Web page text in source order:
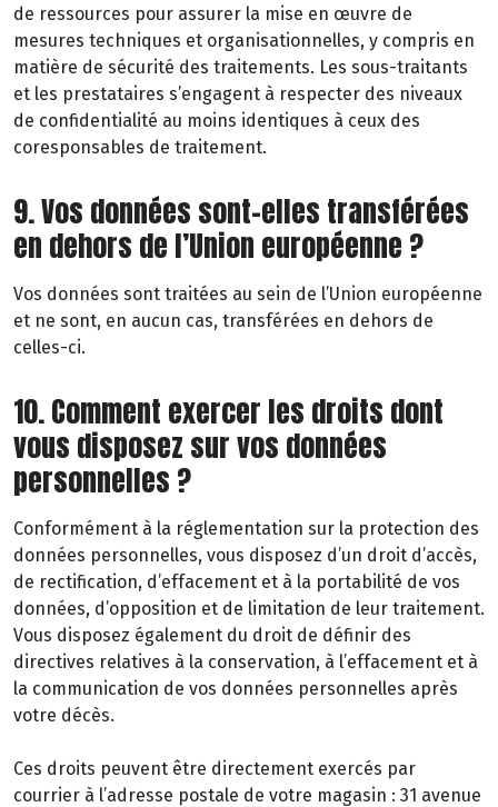
de ressources pour assurer la mise en œuvre de
mesures techniques et organisationnelles, y compris en
matière de sécurité des traitements. Les sous-traitants
et les prestataires s’engagent à respecter des niveaux
de confidentialité au moins identiques à ceux des
coresponsables de traitement.
9. Vos données sont-elles transférées
en dehors de l’Union européenne ?
Vos données sont traitées au sein de l’Union européenne
et ne sont, en aucun cas, transférées en dehors de
celles-ci.
10. Comment exercer les droits dont
vous disposez sur vos données
personnelles ?
Conformément à la réglementation sur la protection des
données personnelles, vous disposez d’un droit d’accès,
de rectification, d’effacement et à la portabilité de vos
données, d’opposition et de limitation de leur traitement.
Vous disposez également du droit de définir des
directives relatives à la conservation, à l’effacement et à
la communication de vos données personnelles après
votre décès.
Ces droits peuvent être directement exercés par
courrier à l’adresse postale de votre magasin : 31 avenue